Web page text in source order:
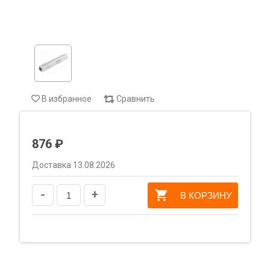
В избранное Сравнить
876 ₽
Доставка 13.08.2026
- + В КОРЗИНУ